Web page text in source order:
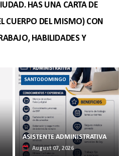
HAS UNA CARTA DE
CUERPO DEL MISMO) CON
HABILIDADES Y
SANTODOMINGO
ASISTENTE ADMINISTRATIVA
August 07, 2026